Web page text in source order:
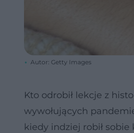
Autor: Getty Images
Kto odrobił lekcje z
wywołujących
kiedy indziej robił